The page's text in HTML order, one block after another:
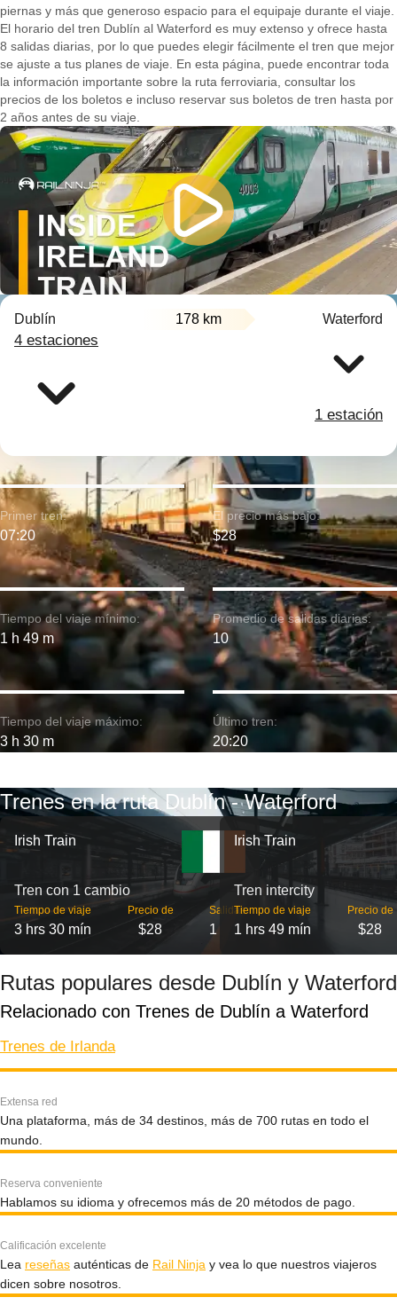
piernas y más que generoso espacio para el equipaje durante el viaje.
El horario del tren Dublín al Waterford es muy extenso y ofrece hasta
8 salidas diarias, por lo que puedes elegir fácilmente el tren que mejor
se ajuste a tus planes de viaje. En esta página, puede encontrar toda
la información importante sobre la ruta ferroviaria, consultar los
precios de los boletos e incluso reservar sus boletos de tren hasta por
2 años antes de su viaje.
Dublín 178 km Waterford
4 estaciones
1 estación
Tiempo del viaje mínimo:
1 h 49 m
Primer tren:
07:20
Tiempo del viaje máximo:
3 h 30 m
El precio más bajo:
$28
Promedio de salidas diarias:
10
Último tren:
20:20
Trenes en la ruta Dublín - Waterford
Irish Train
Tren con 1 cambio
Tiempo de viaje
3 hrs 30 mín
Precio de
$28
Salidas
1
Irish Train
Tren intercity
Tiempo de viaje
1 hrs 49 mín
Precio de
$28
Rutas populares desde Dublín y Waterford
Relacionado con Trenes de Dublín a Waterford
Trenes de Irlanda
Extensa red
Una plataforma, más de 34 destinos, más de 700 rutas en todo el
mundo.
Reserva conveniente
Hablamos su idioma y ofrecemos más de 20 métodos de pago.
Calificación excelente
Lea reseñas auténticas de Rail Ninja y vea lo que nuestros viajeros
dicen sobre nosotros.